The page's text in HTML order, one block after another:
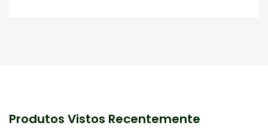
Produtos Vistos Recentemente